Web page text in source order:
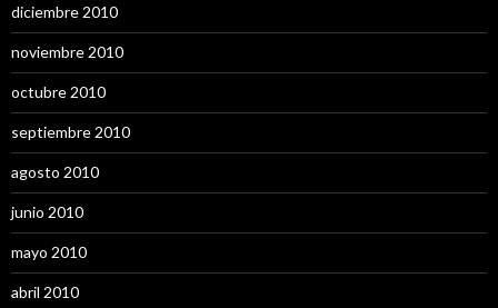
diciembre 2010
noviembre 2010
octubre 2010
septiembre 2010
agosto 2010
junio 2010
mayo 2010
abril 2010